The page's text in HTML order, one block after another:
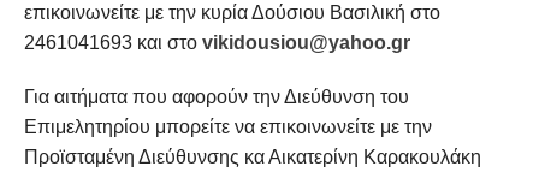
επικοινωνείτε με την κυρία Δούσιου Βασιλική στο
2461041693 και στο vikidousiou@yahoo.gr
Για αιτήματα που αφορούν την Διεύθυνση του
Επιμελητηρίου μπορείτε να επικοινωνείτε με την
Προϊσταμένη Διεύθυνσης κα Αικατερίνη Καρακουλάκη